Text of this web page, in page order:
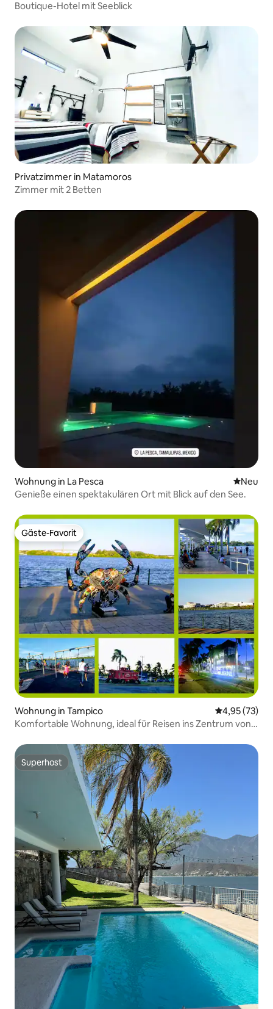
Boutique-Hotel mit Seeblick
Privatzimmer in Matamoros
Zimmer mit 2 Betten
Wohnung in La Pesca Neue
Neu
Genieße einen spektakulären Ort mit Blick auf den See.
Gäste-Favorit
Gäste-Favorit
Wohnung in Tampico
4,95 (73)
Komfortable Wohnung, ideal für Reisen ins Zentrum von
Superhost
Superhost